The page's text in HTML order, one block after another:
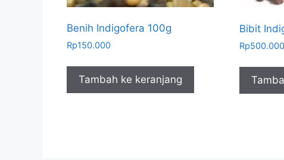
Benih Indigofera 100g
Rp150.000
Tambah ke keranjang
Bibit
Rp500.000